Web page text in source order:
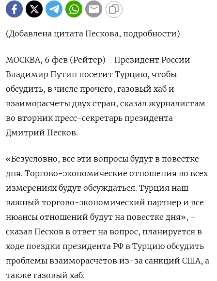
(Добавлена цитата Пескова, подробности)
МОСКВА, 6 фев (Рейтер) - Президент России
Владимир Путин посетит Турцию, чтобы
обсудить, в числе прочего, газовый хаб и
взаиморасчеты двух стран, сказал журналистам
во вторник пресс-секретарь президента
Дмитрий Песков.
«Безусловно, все эти вопросы будут в повестке
дня. Торгово-экономические отношения во всех
измерениях будут обсуждаться. Турция наш
важный торгово-экономический партнер и все
нюансы отношений будут на повестке дня», -
сказал Песков в ответ на вопрос, планируется в
ходе поездки президента РФ в Турцию обсудить
проблемы взаиморасчетов из-за санкций США, а
также газовый хаб.